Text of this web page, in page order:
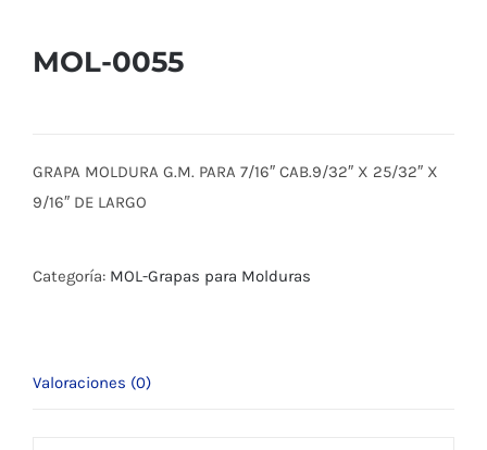
MOL-0055
GRAPA MOLDURA G.M. PARA 7/16″ CAB.9/32″ X 25/32″ X
9/16″ DE LARGO
Categoría: MOL-Grapas para Molduras
Valoraciones (0)